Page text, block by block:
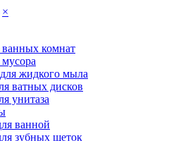
×
ванных комнат
жидкого мыла
ватных дисков
унитаза
ванной
зубных щеток